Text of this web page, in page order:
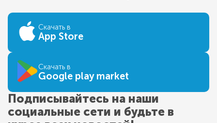
Скачать в
App Store
Скачать в
Google play market
Подписывайтесь на наши
социальные сети и будьте в